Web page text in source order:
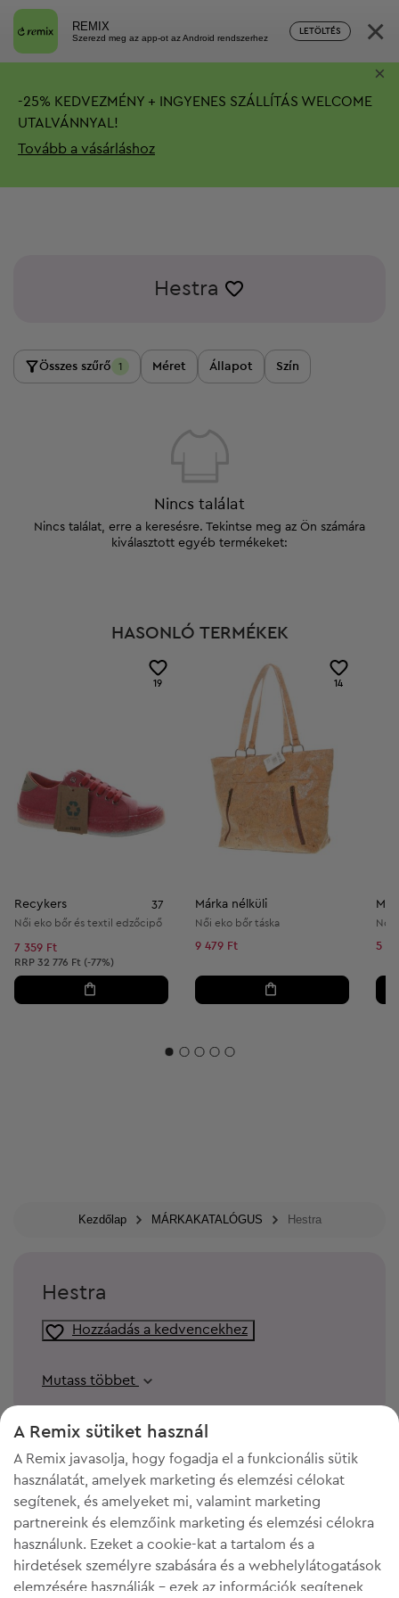
REMIX
Szerezd meg az app-ot az Android rendszerhez
LETÖLTÉS ×
-25% KEDVEZMÉNY + INGYENES SZÁLLÍTÁS WELCOME
UTALVÁNNYAL!
Tovább a vásárláshoz
×
Hestra
Összes szűrő 1 Méret Állapot Szín
Nincs találat
Nincs találat, erre a keresésre. Tekintse meg az Ön számára
kiválasztott egyéb termékeket:
HASONLÓ TERMÉKEK
19
Recykers 37
Női eko bőr és textil edzőcipő
7 359 Ft
Ajánlott ár:
RRP 32 776 Ft (-77%)
14
Márka nélküli
Női eko bőr táska
9 479 Ft
Női
5
Kezdőlap MÁRKAKATALÓGUS Hestra
Hestra
Hozzáadás a kedvencekhez
Mutass többet
A Remix sütiket használ
A Remix javasolja, hogy fogadja el a funkcionális sütik
használatát, amelyek marketing és elemzési célokat
segítenek, és amelyeket mi, valamint marketing
partnereink és elemzőink marketing és elemzési célokra
használunk. Ezeket a cookie-kat a tartalom és a
hirdetések személyre szabására és a webhelylátogatások
elemzésére használják - ezek az információk segítenek